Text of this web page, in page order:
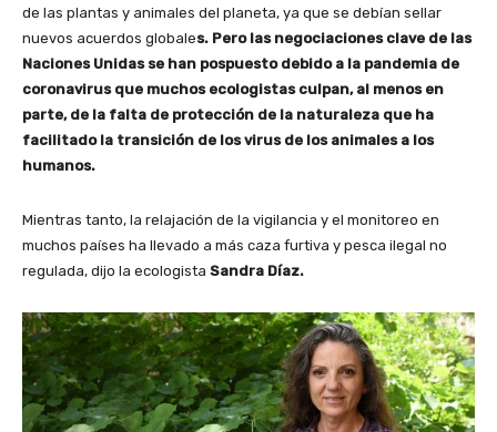
de las plantas y animales del planeta, ya que se debían sellar
nuevos acuerdos globales. Pero las negociaciones clave de las
Naciones Unidas se han pospuesto debido a la pandemia de
coronavirus que muchos ecologistas culpan, al menos en
parte, de la falta de protección de la naturaleza que ha
facilitado la transición de los virus de los animales a los
humanos.
Mientras tanto, la relajación de la vigilancia y el monitoreo en
muchos países ha llevado a más caza furtiva y pesca ilegal no
regulada, dijo la ecologista Sandra Díaz.